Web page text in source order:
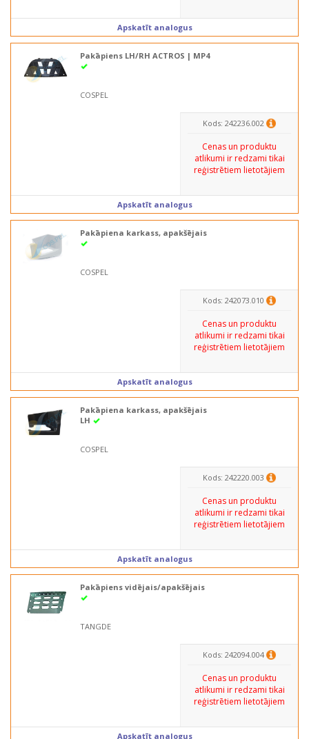
Apskatīt analogus
Pakāpiens LH/RH ACTROS | MP4
COSPEL
Kods: 242236.002
Cenas un produktu
atlikumi ir redzami tikai
reģistrētiem lietotājiem
Apskatīt analogus
Pakāpiena karkass, apakšējais
COSPEL
Kods: 242073.010
Cenas un produktu
atlikumi ir redzami tikai
reģistrētiem lietotājiem
Apskatīt analogus
Pakāpiena karkass, apakšējais
LH
COSPEL
Kods: 242220.003
Cenas un produktu
atlikumi ir redzami tikai
reģistrētiem lietotājiem
Apskatīt analogus
Pakāpiens vidējais/apakšējais
TANGDE
Kods: 242094.004
Cenas un produktu
atlikumi ir redzami tikai
reģistrētiem lietotājiem
Apskatīt analogus